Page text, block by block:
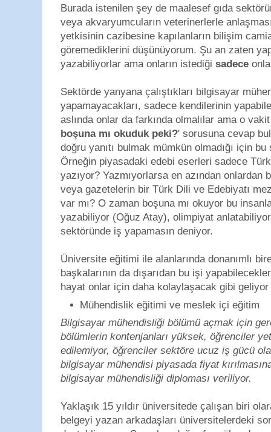
Burada istenilen şey de maalesef gıda
veya akvaryumcuların veterinerlerle
yetkisinin cazibesine kapılanların bilişim
göremediklerini düşünüyorum. Şu an zaten
yazabiliyorlar ama onların istediği sadece
Sektörde yanyana çalıştıkları bilgisayar
yapamayacakları, sadece kendilerinin
aslında onlar da farkında olmalılar ama o
boşuna mı okuduk peki?' sorusuna cevap
doğru yanıtı bulmak mümkün olmadığı için
Örneğin piyasadaki edebi eserleri sadece
yazıyor? Yazmıyorlarsa en azından onlardan
veya gazetelerin bir Türk Dili ve Edebiyatı
var mı? O zaman boşuna mı okuyor bu
yazabiliyor (Oğuz Atay), olimpiyat
sektöründe iş yapamasın deniyor.
Üniversite eğitimi ile alanlarında donanımlı
başkalarının da dışarıdan bu işi
hayat onlar için daha kolaylaşacak gibi geliyor
Mühendislik eğitimi ve meslek içi eğitim
Bilgisayar mühendisliği bölümü açmak için
bölümlerin kontenjanları yüksek, öğrenciler
edilemiyor, öğrenciler sektöre ucuz iş gücü
bilgisayar mühendisi piyasada fiyat
bilgisayar mühendisliği diploması veriliyor.
Yaklaşık 15 yıldır üniversitede çalışan biri
belgeyi yazan arkadaşları üniversitelerdeki